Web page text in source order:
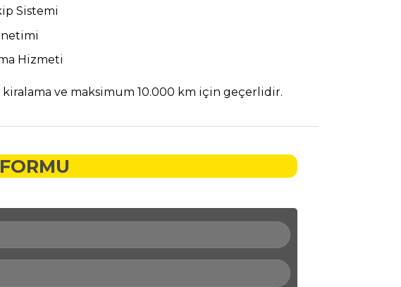
Sistemi
Hizmeti
kiralama ve maksimum 10.000 km için geçerlidir.